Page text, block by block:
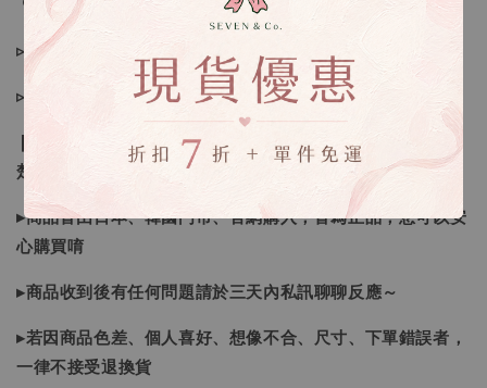
🔍IG搜尋：Sevenjewelry.co
▹現貨商品１～３日內寄出
▹預購商品７～２１日（不含假日）寄出，如遇缺貨請見諒！
❙ 本賣場不接受下標後要求取消訂單（下標前請三思與看清
楚）❙
▸商品皆由日本、韓國門市、官網購入，皆為正品，您可以安
心購買唷
▸商品收到後有任何問題請於三天內私訊聊聊反應～
▸若因商品色差、個人喜好、想像不合、尺寸、下單錯誤者，
一律不接受退換貨